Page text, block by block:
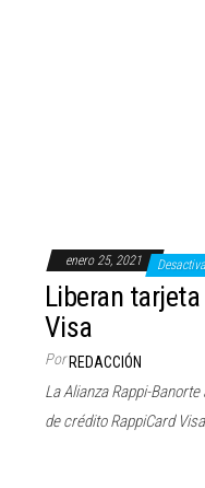
enero 25, 2021
Liberan
Visa
Por REDACCIÓN
La Alianza Rappi-
de crédito RappiCard